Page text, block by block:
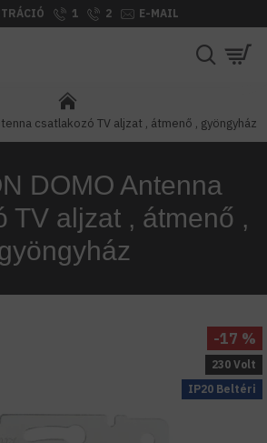
1 2 E-MAIL
csatlakozó TV aljzat , átmenő , gyöngyház
DOMO Antenna
TV aljzat , átmenő ,
IP20 Beltéri
230 Volt
-17 %